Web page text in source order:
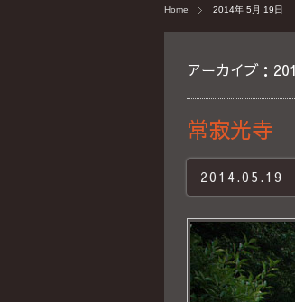
Home 2014年 5月 19日
アーカイブ：
常寂光寺
2014.05.19